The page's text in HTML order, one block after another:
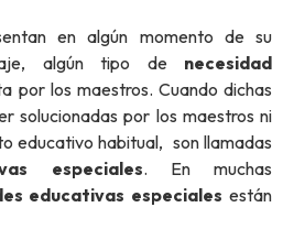
en algún momento de su
algún tipo de necesidad
por los maestros. Cuando dichas
solucionadas por los maestros ni
educativo habitual, son llamadas
especiales. En muchas
educativas especiales están